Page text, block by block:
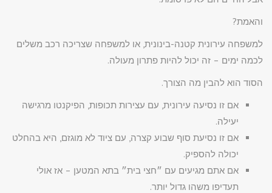
והאמת?
למשפחה עירונית קטנה-בינונית, או למשפחה שצריכה רכב משלים
לכמה ימים – זה יכול להיות פתרון מעולה.
הסוד הוא להבין מה הצורך.
אם זו נסיעה עירונית, עם עצירות תכופות, הפיקנטו מרגישה
יעילה.
אם זו נסיעת סוף שבוע קצרה, עם ציוד לא מוגזם, היא בהחלט
יכולה להספיק.
אם אתם מגיעים עם ״חצי בית״ בתא המטען – אז אולי
תעדיפו משהו גדול יותר.